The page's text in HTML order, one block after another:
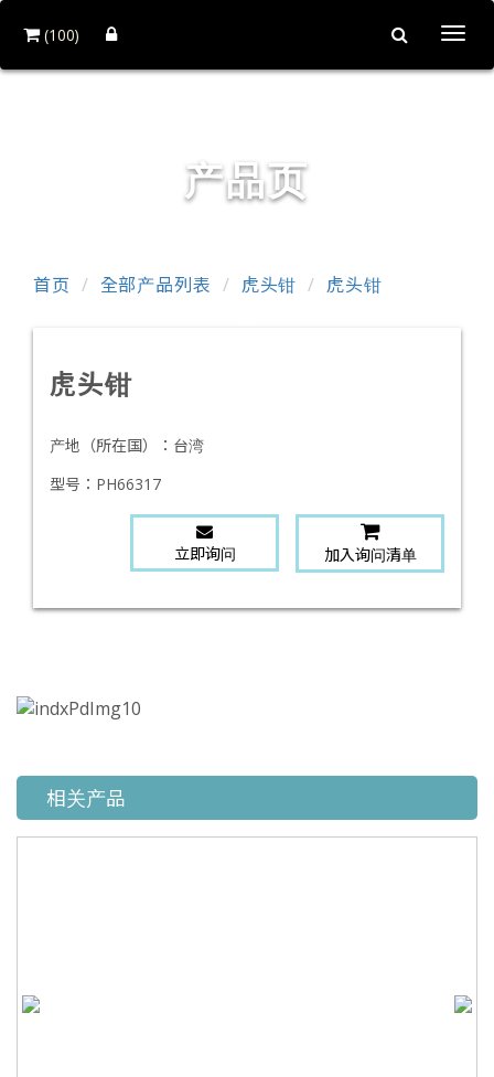
(100)
产品页
首页 全部产品列表 虎头钳 虎头钳
虎头钳
产地（所在国）： 台湾
型号： PH66317
立即询问 加入询问清单
相关产品